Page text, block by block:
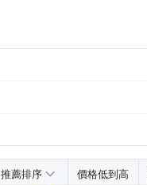
推薦排序 價格低到高